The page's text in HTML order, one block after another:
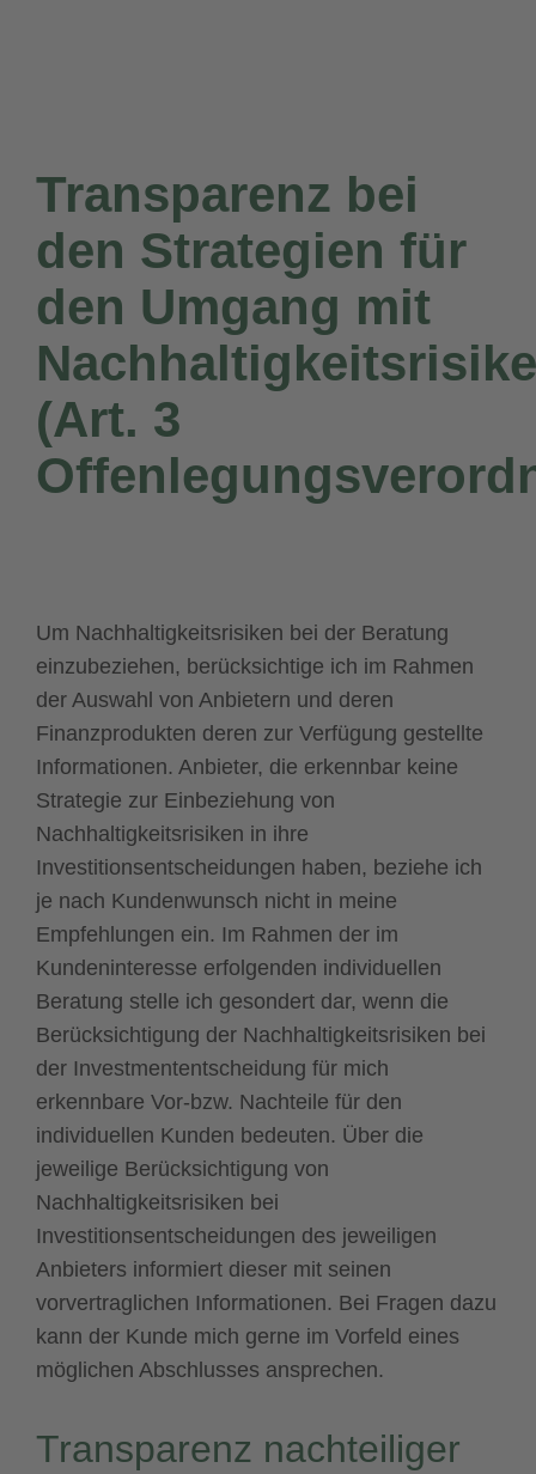
Transparenz bei
den Strategien für
den Umgang mit
(Art. 3
Um Nachhaltigkeitsrisiken bei der Beratung
einzubeziehen, berücksichtige ich im Rahmen
der Auswahl von Anbietern und deren
Finanzprodukten deren zur Verfügung gestellte
Informationen. Anbieter, die erkennbar keine
Strategie zur Einbeziehung von
Nachhaltigkeitsrisiken in ihre
Investitionsentscheidungen haben, beziehe ich
je nach Kundenwunsch nicht in meine
Empfehlungen ein. Im Rahmen der im
Kundeninteresse erfolgenden individuellen
Beratung stelle ich gesondert dar, wenn die
Berücksichtigung der Nachhaltigkeitsrisiken bei
der Investmententscheidung für mich
erkennbare Vor-bzw. Nachteile für den
individuellen Kunden bedeuten. Über die
jeweilige Berücksichtigung von
Nachhaltigkeitsrisiken bei
Investitionsentscheidungen des jeweiligen
Anbieters informiert dieser mit seinen
vorvertraglichen Informationen. Bei Fragen dazu
kann der Kunde mich gerne im Vorfeld eines
möglichen Abschlusses ansprechen.
Transparenz nachteiliger